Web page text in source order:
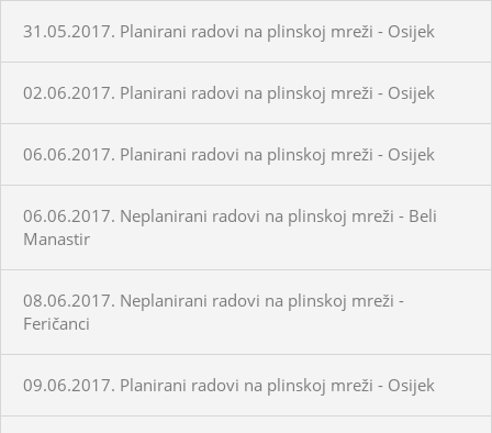
31.05.2017. Planirani radovi na plinskoj mreži - Osijek
02.06.2017. Planirani radovi na plinskoj mreži - Osijek
06.06.2017. Planirani radovi na plinskoj mreži - Osijek
06.06.2017. Neplanirani radovi na plinskoj mreži - Beli
Manastir
08.06.2017. Neplanirani radovi na plinskoj mreži -
Feričanci
09.06.2017. Planirani radovi na plinskoj mreži - Osijek